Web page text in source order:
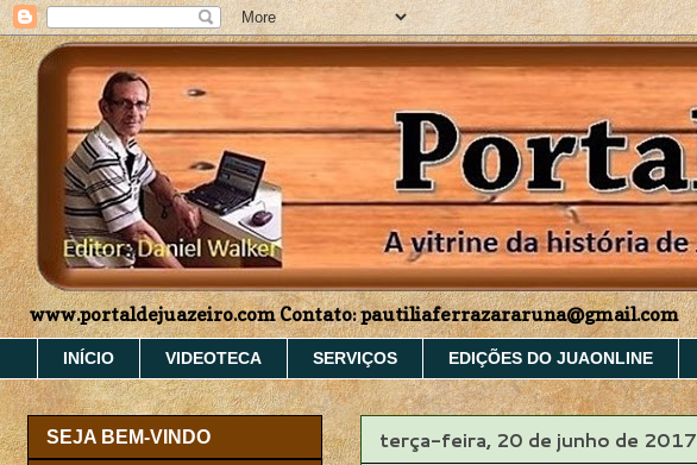
www.portaldejuazeiro.com Contato: pautiliaferrazararuna@gmail.com
INÍCIO VIDEOTECA SERVIÇOS EDIÇÕES DO JUAONLINE
terça-feira, 20 de junho de 2017
SEJA BEM-VINDO